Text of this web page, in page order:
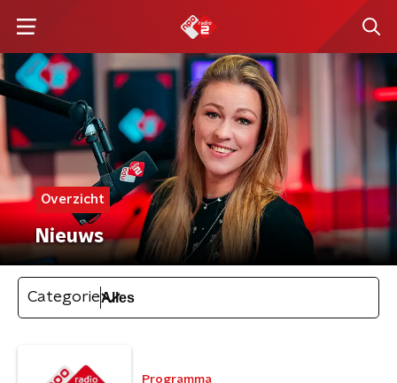
Overzicht
Nieuws
Categorie
Programma